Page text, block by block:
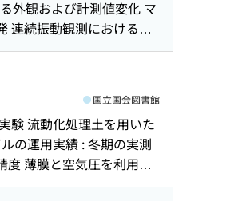
を用いたケーシング縁切
にむけた床吸込みユニ
外観および計測値変化 マ
連続振動観測における構
の振動特性評価 : その4 温
る時刻歴計算手法の検討
ープに及ぼす空気量の
土供試体の三軸圧縮試験
バートの開発 : 部分的に
いたボックスカルバート
査報告 オールケーシング
動計測に関する取組み :
国立国会図書館
験 流動化処理土を用いた
の運用実績 : 冬期の実測
度 薄膜と空気圧を利用し
空気圧を利用した遮音量